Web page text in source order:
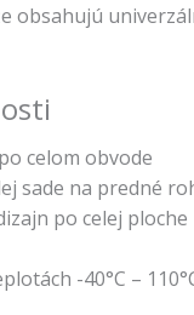
obsahujú
celom obvode
sade na predné
po celej ploche
-40°C –